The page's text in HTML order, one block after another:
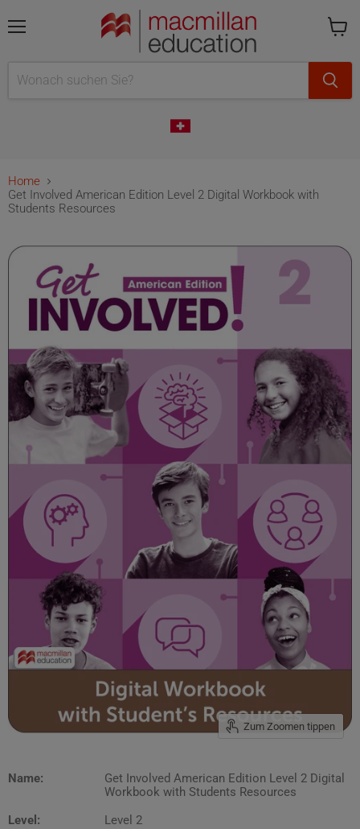
empty
Home
Get Involved American Edition Level 2 Digital Workbook with
Students Resources
Zum Zoomen tippen
Name:
Get Involved American Edition Level 2 Digital
Workbook with Students Resources
Level:
Level 2